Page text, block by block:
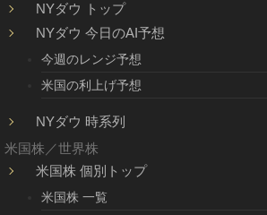
NYダウ トップ
NYダウ 今日のAI予想
今週のレンジ予想
米国の利上げ予想
NYダウ 時系列
米国株／世界株
米国株 個別トップ
米国株 一覧